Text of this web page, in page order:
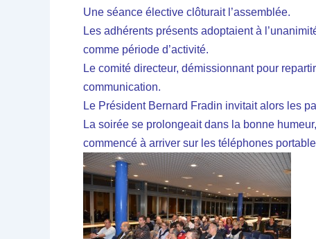
Une séance élective clôturait l’assemblée.
Les adhérents présents adoptaient à
comme période d’activité.
Le comité directeur, démissionnant pour
communication.
Le Président Bernard Fradin invitait alors les
La soirée se prolongeait dans la bonne
commencé à arriver sur les téléphones